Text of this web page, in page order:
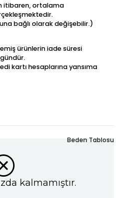
itibaren, ortalama
bağlı olarak değişebilir.)
ürünlerin iade süresi
kartı hesaplarına yansıma
kalmamıştır.
Beden Tablosu